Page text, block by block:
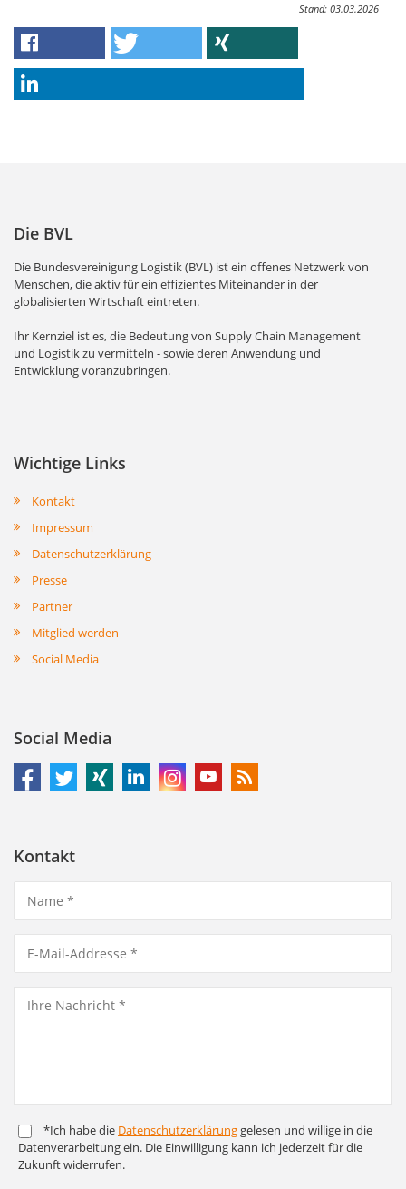
Stand: 03.03.2026
Die BVL
Die Bundesvereinigung Logistik (BVL) ist ein offenes Netzwerk von
Menschen, die aktiv für ein effizientes Miteinander in der
globalisierten Wirtschaft eintreten.
Ihr Kernziel ist es, die Bedeutung von Supply Chain Management
und Logistik zu vermitteln - sowie deren Anwendung und
Entwicklung voranzubringen.
Wichtige Links
Kontakt
Impressum
Datenschutzerklärung
Presse
Partner
Mitglied werden
Social Media
Social Media
Kontakt
*Ich habe die Daten­schutz­er­klärunggelesen und willige in die
Daten­ver­arbeitung ein. Die Ein­willigung kann ich jederzeit für die
Zukunft widerrufen.